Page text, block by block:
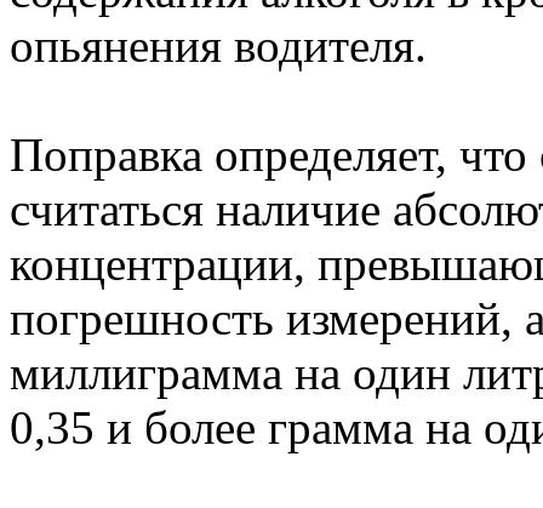
опьянения водителя.
Поправка определяет,
считаться наличие
концентрации,
погрешность
миллиграмма на один
0,35 и более грамма на